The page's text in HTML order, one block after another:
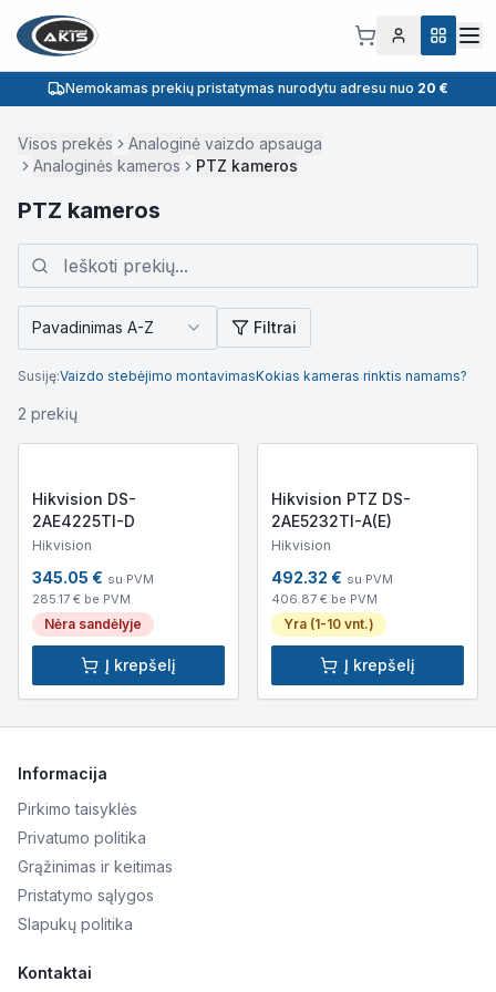
Nemokamas prekių pristatymas nurodytu adresu nuo 20 €
Visos prekės
Analoginė vaizdo apsauga
Analoginės kameros
PTZ kameros
PTZ kameros
Pavadinimas A-Z Filtrai
Susiję:Vaizdo stebėjimo montavimasKokias kameras rinktis namams?
2 prekių
Hikvision DS-
2AE4225TI-D
Hikvision
345.05 € su PVM
285.17 € be PVM
Nėra sandėlyje
Į krepšelį
Hikvision PTZ DS-
2AE5232TI-A(E)
Hikvision
492.32 € su PVM
406.87 € be PVM
Yra (1-10 vnt.)
Į krepšelį
Informacija
Pirkimo taisyklės
Privatumo politika
Grąžinimas ir keitimas
Pristatymo sąlygos
Slapukų politika
Kontaktai